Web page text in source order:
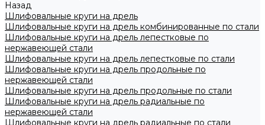
Назад
Шлифовальные круги на дрель
Шлифовальные круги на дрель комбинированные по стали
Шлифовальные круги на дрель лепестковые по
нержавеющей стали
Шлифовальные круги на дрель лепестковые по стали
Шлифовальные круги на дрель продольные по
нержавеющей стали
Шлифовальные круги на дрель продольные по стали
Шлифовальные круги на дрель радиальные по
нержавеющей стали
Шлифовальные круги на дрель радиальные по стали